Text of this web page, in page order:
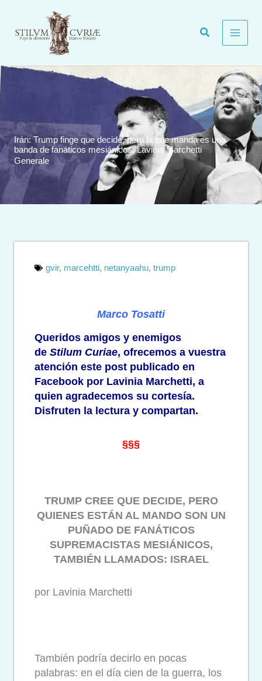
contenuto
Irán: Trump finge que decide, pero la que manda es una
banda de fanáticos mesiánicos. Lavinia Marchetti
Generale
gvir, marcehtti, netanyaahu, trump
Marco Tosatti
Queridos amigos y enemigos
de Stilum Curiae, ofrecemos a vuestra
atención este post publicado en
Facebook por Lavinia Marchetti, a
quien agradecemos su cortesía.
Disfruten la lectura y compartan.
§§§
TRUMP CREE QUE DECIDE, PERO
QUIENES ESTÁN AL MANDO SON UN
PUÑADO DE FANÁTICOS
SUPREMACISTAS MESIÁNICOS,
TAMBIÉN LLAMADOS: ISRAEL
por Lavinia Marchetti
También podría decirlo en pocas
palabras: en el día cien de la guerra, los